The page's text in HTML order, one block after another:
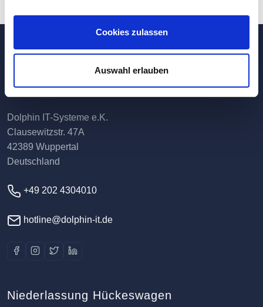
Cookies zulassen
Auswahl erlauben
Hauptverwaltung / Rechenzentrum
Dolphin IT-Systeme e.K.
Clausewitzstr. 47A
42389 Wuppertal
Deutschland
+49 202 4304010
hotline@dolphin-it.de
Niederlassung Hückeswagen